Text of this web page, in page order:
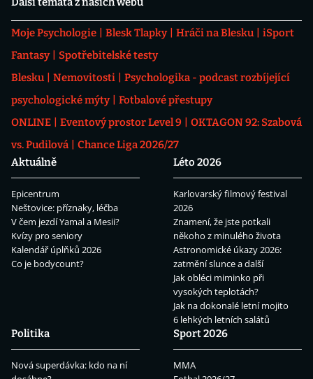
Moje Psychologie Blesk Tlapky Hráči na Blesku
iSport
Fantasy
Spotřebitelské testy
Blesku
Nemovitosti
Psychologika - podcast rozbíjející
psychologické mýty
Fotbalové přestupy
ONLINE
Eventový prostor Level 9
OKTAGON 92: Szabová
vs. Pudilová
Chance Liga 2026/27
Aktuálně
Epicentrum
Neštovice: příznaky, léčba
V čem jezdí Yamal a Mesii?
Kvízy pro seniory
Kalendář úplňků 2026
Co je bodycount?
Léto 2026
Karlovarský filmový festival
2026
Znamení, že jste potkali
někoho z minulého života
Astronomické úkazy 2026:
zatmění slunce a další
Jak obléci miminko při
vysokých teplotách?
Jak na dokonalé letní mojito
6 lehkých letních salátů
Politika
Nová superdávka: kdo na ní
Sport 2026
MMA